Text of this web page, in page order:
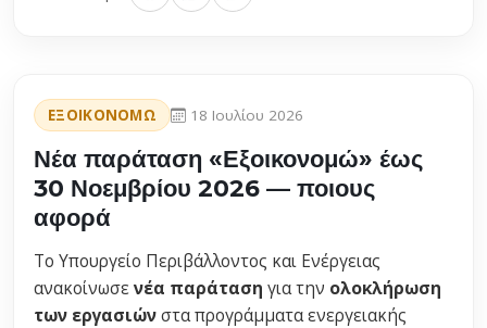
ΕΞΟΙΚΟΝΟΜΩ 18 Ιουλίου 2026
Νέα παράταση «Εξοικονομώ» έως
30 Νοεμβρίου 2026 — ποιους
αφορά
Το Υπουργείο Περιβάλλοντος και Ενέργειας
ανακοίνωσενέα παράταση για την ολοκλήρωση
των εργασιώνστα προγράμματα ενεργειακής